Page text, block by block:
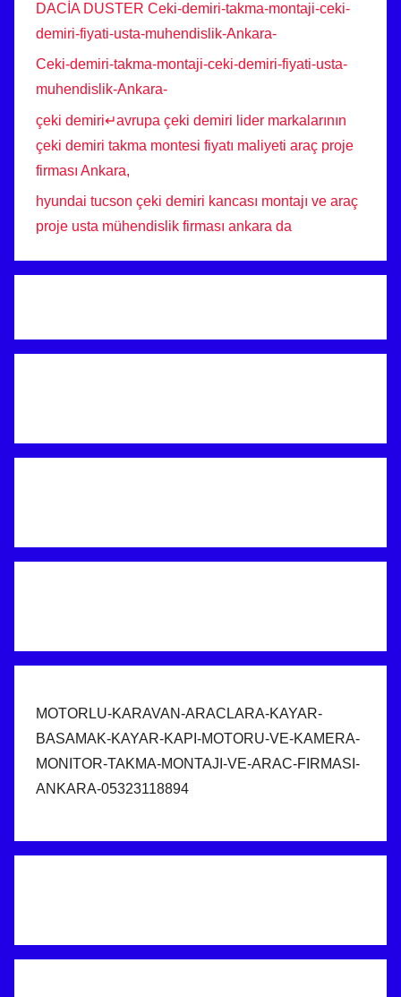
DACİA DUSTER Ceki-demiri-takma-montaji-ceki-
demiri-fiyati-usta-muhendislik-Ankara-
Ceki-demiri-takma-montaji-ceki-demiri-fiyati-usta-
muhendislik-Ankara-
çeki demiri↵avrupa çeki demiri lider markalarının
çeki demiri takma montesi fiyatı maliyeti araç proje
firması Ankara,
hyundai tucson çeki demiri kancası montajı ve araç
proje usta mühendislik firması ankara da
MOTORLU-KARAVAN-ARACLARA-KAYAR-
BASAMAK-KAYAR-KAPI-MOTORU-VE-KAMERA-
MONITOR-TAKMA-MONTAJI-VE-ARAC-FIRMASI-
ANKARA-05323118894